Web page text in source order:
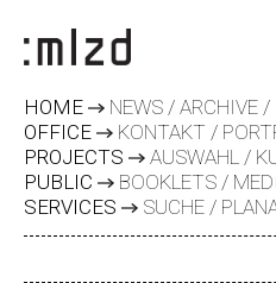
HOME NEWS
ARCHIVE
OFFICE
KONTAKT
PROJECTS
AUSWAHL
PUBLIC
BOOKLETS
SERVICES
SUCHE